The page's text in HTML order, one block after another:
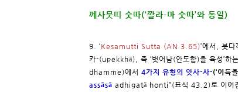
께사뭇띠 숫따(‘깔라-마 숫따’와 동일)
9. ‘Kesamutti Sutta (AN 3.65)’에서, 붓
카-(upekkhā), 즉 ‘벗어남(안도함)을 육성’하
dhamme)에서 4가지 유형의 앗사-사-(‘이득
assāsā adhigatā honti”(표식 43.2)로 이어